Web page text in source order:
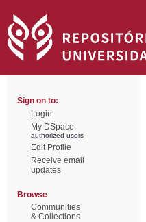
Sign on to:
Login
My DSpace
authorized users
Edit Profile
Receive email
updates
Browse
Communities
& Collections